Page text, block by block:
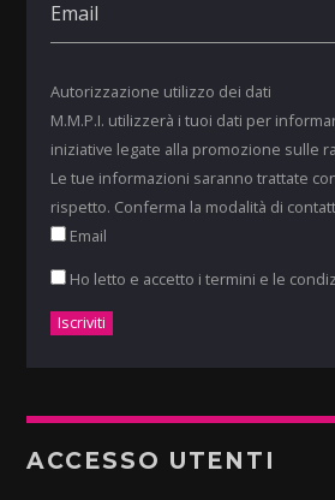
Autorizzazione utilizzo dei dati
M.M.P.I. utilizzerà i tuoi dati per
iniziative legate alla promozione sulle
Le tue informazioni saranno trattate
rispetto. Conferma la modalità di
Email
Ho letto e accetto i termini e le
ACCESSO UTENTI